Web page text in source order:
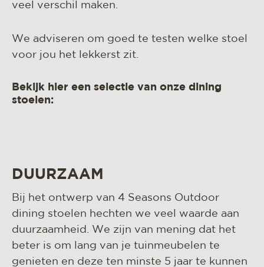
veel verschil maken.
We adviseren om goed te testen welke stoel
voor jou het lekkerst zit.
Bekijk hier een selectie van onze dining
stoelen:
DUURZAAM
Bij het ontwerp van 4 Seasons Outdoor
dining stoelen hechten we veel waarde aan
duurzaamheid. We zijn van mening dat het
beter is om lang van je tuinmeubelen te
genieten en deze ten minste 5 jaar te kunnen